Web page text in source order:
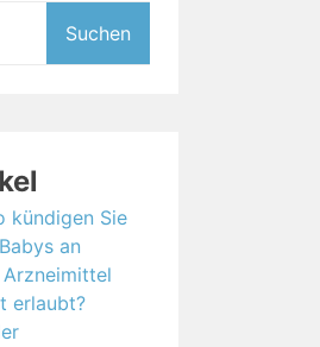
kündigen Sie
an
Arzneimittel
erlaubt?